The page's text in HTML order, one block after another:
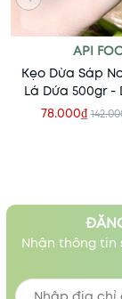
API
Kẹo Dừa Sáp
Lá Dứa 500gr -
Thơm Ngon
78.000₫
Nhận thông